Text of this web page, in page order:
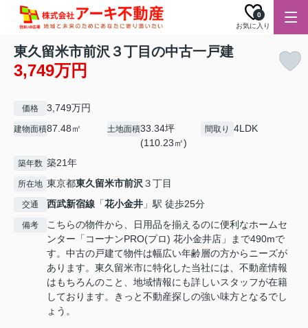
お気に入り
0
東久留米市前沢３丁目の中古一戸建
3,749万円
価格 3,749万円
建物面積87.48㎡ 土地面積33.34坪
(110.23㎡)
間取り 4LDK
築年数 築21年
所在地 東京都東久留米市前沢 ３丁目
交通 西武新宿線 「花小金井 」駅 徒歩25分
備考
こちらの物件から、日用品を揃えるのに便利なホームセ
ンター「コーナンPRO(プロ) 花小金井店」まで490mで
す。中古の戸建て物件は幅広い年齢層の方からニーズが
あります。東久留米市に特化した当社には、不動産情報
はもちろんのこと、地域情報にも詳しいスタッフが在籍
しております。きっと不動産探しの強い味方となるでし
ょう。